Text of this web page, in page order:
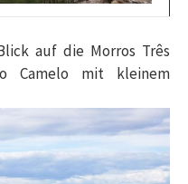
auf die Morros Três
Camelo mit kleinem